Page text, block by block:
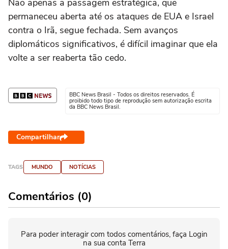
Não apenas a passagem estratégica, que
permaneceu aberta até os ataques de EUA e Israel
contra o Irã, segue fechada. Sem avanços
diplomáticos significativos, é difícil imaginar que ela
volte a ser reaberta tão cedo.
BBC News Brasil - Todos os direitos reservados. É
proibido todo tipo de reprodução sem autorização escrita
da BBC News Brasil.
Compartilhar
TAGS MUNDO NOTÍCIAS
Comentários (0)
Para poder interagir com todos comentários, faça Login
na sua conta Terra